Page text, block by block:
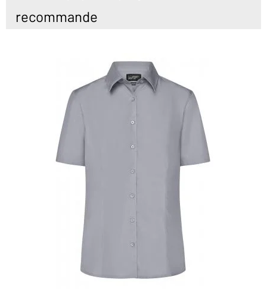
recommande